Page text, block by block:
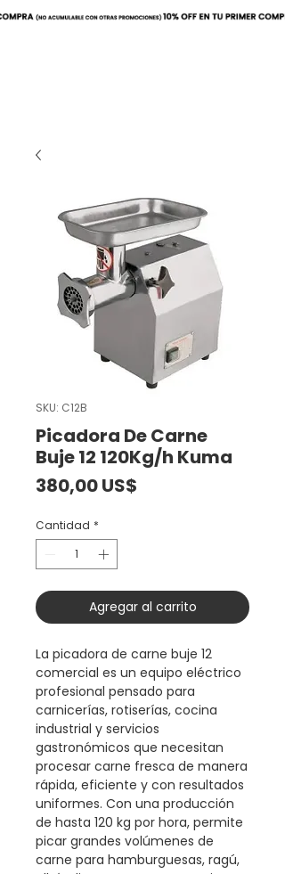
SKU: C12B
Picadora De Carne
Buje 12 120Kg/h Kuma
380,00 US$
Cantidad *
Agregar al carrito
La picadora de carne buje 12
comercial es un equipo eléctrico
profesional pensado para
carnicerías, rotiserías, cocina
industrial y servicios
gastronómicos que necesitan
procesar carne fresca de manera
rápida, eficiente y con resultados
uniformes. Con una producción
de hasta 120 kg por hora, permite
picar grandes volúmenes de
carne para hamburguesas, ragú,